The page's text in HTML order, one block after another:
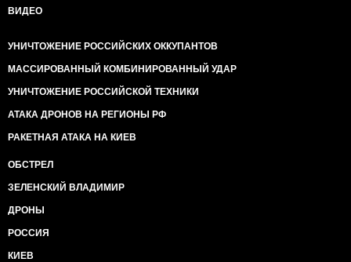
ВИДЕО
УНИЧТОЖЕНИЕ РОССИЙСКИХ ОККУПАНТОВ
МАССИРОВАННЫЙ КОМБИНИРОВАННЫЙ УДАР
УНИЧТОЖЕНИЕ РОССИЙСКОЙ ТЕХНИКИ
АТАКА ДРОНОВ НА РЕГИОНЫ РФ
РАКЕТНАЯ АТАКА НА КИЕВ
ОБСТРЕЛ
ЗЕЛЕНСКИЙ ВЛАДИМИР
ДРОНЫ
РОССИЯ
КИЕВ